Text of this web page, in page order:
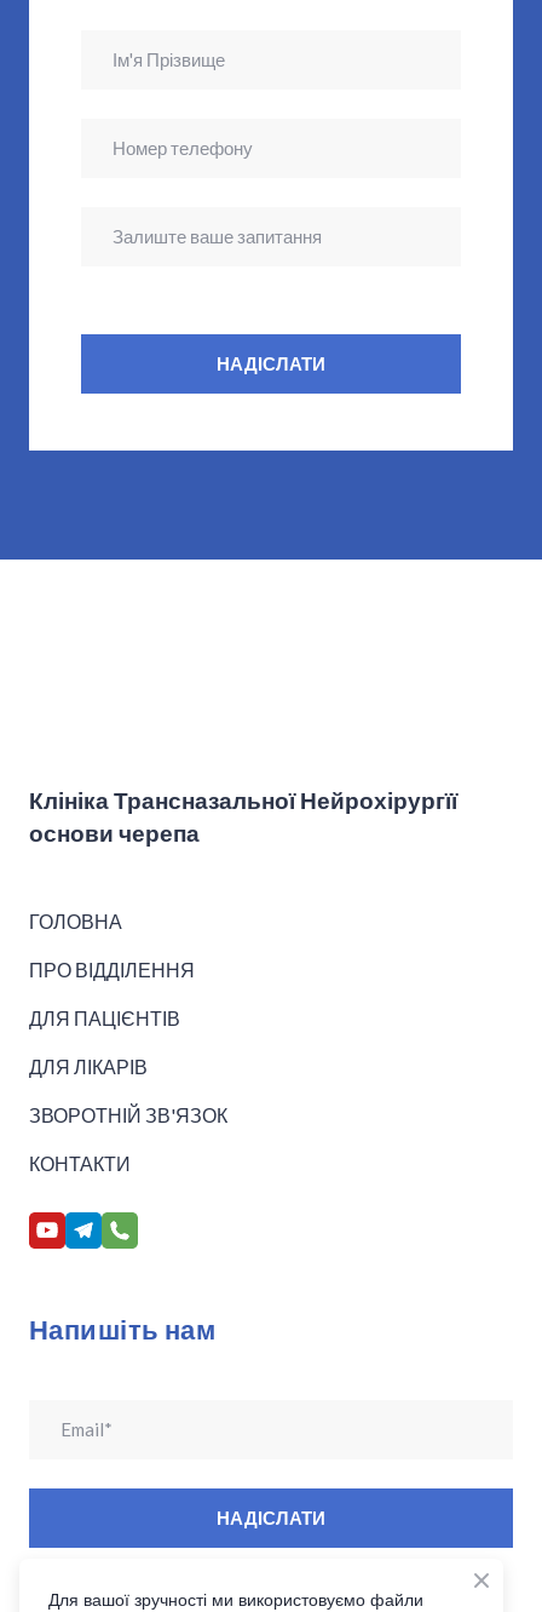
НАДІСЛАТИ
Клініка Трансназальної Нейрохірургїї
основи черепа
ГОЛОВНА
ПРО ВІДДІЛЕННЯ
ДЛЯ ПАЦІЄНТІВ
ДЛЯ ЛІКАРІВ
ЗВОРОТНІЙ ЗВ'ЯЗОК
КОНТАКТИ
Напишіть нам
НАДІСЛАТИ
Для вашої зручності ми використовуємо файли